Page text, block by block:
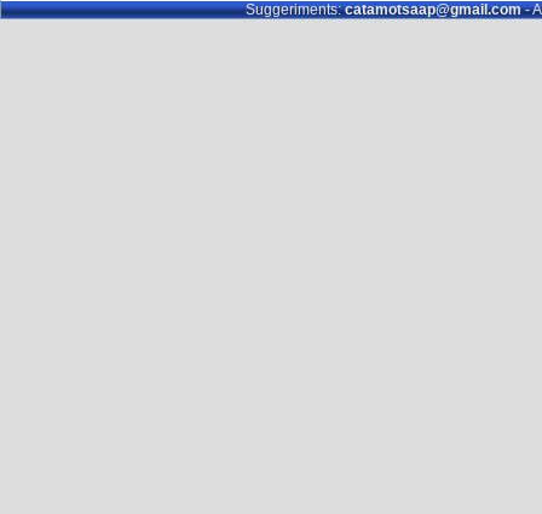
Suggeriments:catamotsaap@gmail.com-